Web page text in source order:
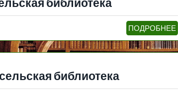
библиотека
ПОДРОБНЕЕ
библиотека